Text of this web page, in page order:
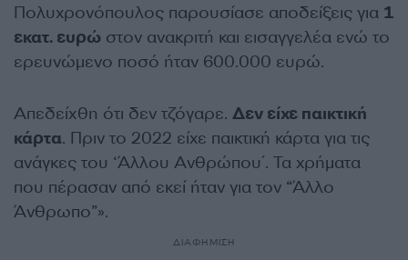
Πολυχρονόπουλος παρουσίασε αποδείξεις για 1
εκατ. ευρώ στον ανακριτή και εισαγγελέα ενώ το
ερευνώμενο ποσό ήταν 600.000 ευρώ.
Απεδείχθη ότι δεν τζόγαρε. Δεν είχε παικτική
κάρτα. Πριν το 2022 είχε παικτική κάρτα για τις
ανάγκες του ‘Άλλου Ανθρώπου΄. Τα χρήματα
που πέρασαν από εκεί ήταν για τον “Άλλο
Άνθρωπο”».
ΔΙΑΦΗΜΙΣΗ